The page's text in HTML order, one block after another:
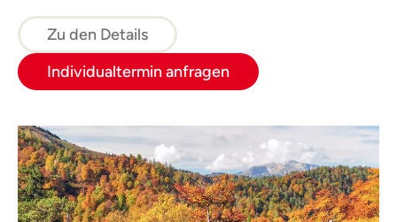
paradiesische Zustände vorfinden.
Zu den Details
Individualtermin anfragen